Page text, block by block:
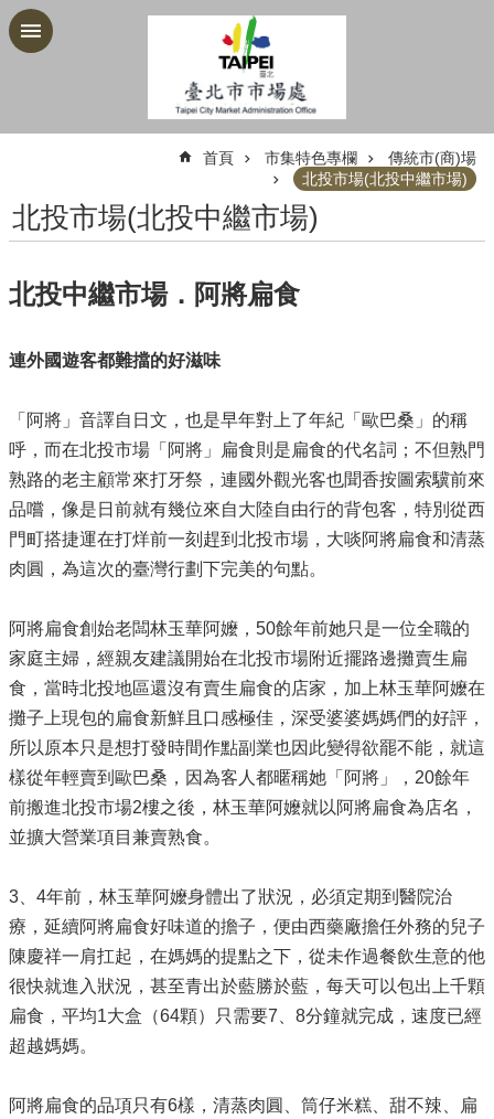
跳到主要內容區塊
首頁 市集特色專欄
傳統市(商)場
北投市場(北投中繼市場)
北投市場(北投中繼市場)
北投中繼市場．阿將扁食
連外國遊客都難擋的好滋味
「阿將」音譯自日文，也是早年對上了年紀「歐巴桑」的稱
呼，而在北投市場「阿將」扁食則是扁食的代名詞；不但熟門
熟路的老主顧常來打牙祭，連國外觀光客也聞香按圖索驥前來
品嚐，像是日前就有幾位來自大陸自由行的背包客，特別從西
門町搭捷運在打烊前一刻趕到北投市場，大啖阿將扁食和清蒸
肉圓，為這次的臺灣行劃下完美的句點。
阿將扁食創始老闆林玉華阿嬤，50餘年前她只是一位全職的
家庭主婦，經親友建議開始在北投市場附近擺路邊攤賣生扁
食，當時北投地區還沒有賣生扁食的店家，加上林玉華阿嬤在
攤子上現包的扁食新鮮且口感極佳，深受婆婆媽媽們的好評，
所以原本只是想打發時間作點副業也因此變得欲罷不能，就這
樣從年輕賣到歐巴桑，因為客人都暱稱她「阿將」，20餘年
前搬進北投市場2樓之後，林玉華阿嬤就以阿將扁食為店名，
並擴大營業項目兼賣熟食。
3、4年前，林玉華阿嬤身體出了狀況，必須定期到醫院治
療，延續阿將扁食好味道的擔子，便由西藥廠擔任外務的兒子
陳慶祥一肩扛起，在媽媽的提點之下，從未作過餐飲生意的他
很快就進入狀況，甚至青出於藍勝於藍，每天可以包出上千顆
扁食，平均1大盒（64顆）只需要7、8分鐘就完成，速度已經
超越媽媽。
阿將扁食的品項只有6樣，清蒸肉圓、筒仔米糕、甜不辣、扁